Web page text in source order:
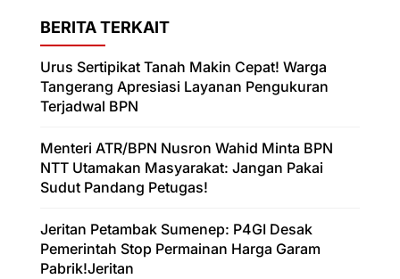
BERITA TERKAIT
Urus Sertipikat Tanah Makin Cepat! Warga
Tangerang Apresiasi Layanan Pengukuran
Terjadwal BPN
Menteri ATR/BPN Nusron Wahid Minta BPN
NTT Utamakan Masyarakat: Jangan Pakai
Sudut Pandang Petugas!
Jeritan Petambak Sumenep: P4GI Desak
Pemerintah Stop Permainan Harga Garam
Pabrik!Jeritan